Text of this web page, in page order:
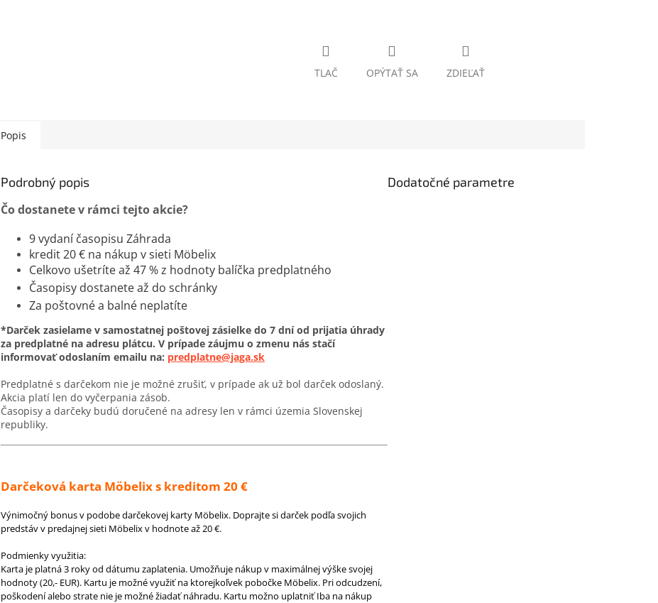
TLAČ OPÝTAŤ SA ZDIEĽAŤ
Popis
Podrobný popis
Čo dostanete v rámci tejto akcie?
9 vydaní časopisu Záhrada
kredit 20 € na nákup v sieti Möbelix
Celkovo ušetríte až 47 % z hodnoty balíčka predplatného
Časopisy dostanete až do schránky
Za poštovné a balné neplatíte
*Darček zasielame v samostatnej poštovej zásielke do 7 dní od prijatia úhrady
za predplatné na adresu plátcu. V prípade záujmu o zmenu nás stačí
informovať odoslaním emailu na: predplatne@jaga.sk
Predplatné s darčekom nie je možné zrušiť, v prípade ak už bol darček odoslaný.
Akcia platí len do vyčerpania zásob.
Časopisy a darčeky budú doručené na adresy len v rámci územia Slovenskej
republiky.
Darčeková karta Möbelix s kreditom 20 €
Výnimočný bonus v podobe darčekovej karty Möbelix. Doprajte si darček podľa svojich
predstáv v predajnej sieti Möbelix v hodnote až 20 €.
Podmienky využitia:
Karta je platná 3 roky od dátumu zaplatenia. Umožňuje nákup v maximálnej výške svojej
hodnoty (20,- EUR). Kartu je možné využiť na ktorejkoľvek pobočke Möbelix. Pri odcudzení,
poškodení alebo strate nie je možné žiadať náhradu. Kartu možno uplatniť Iba na nákup
Dodatočné parametre